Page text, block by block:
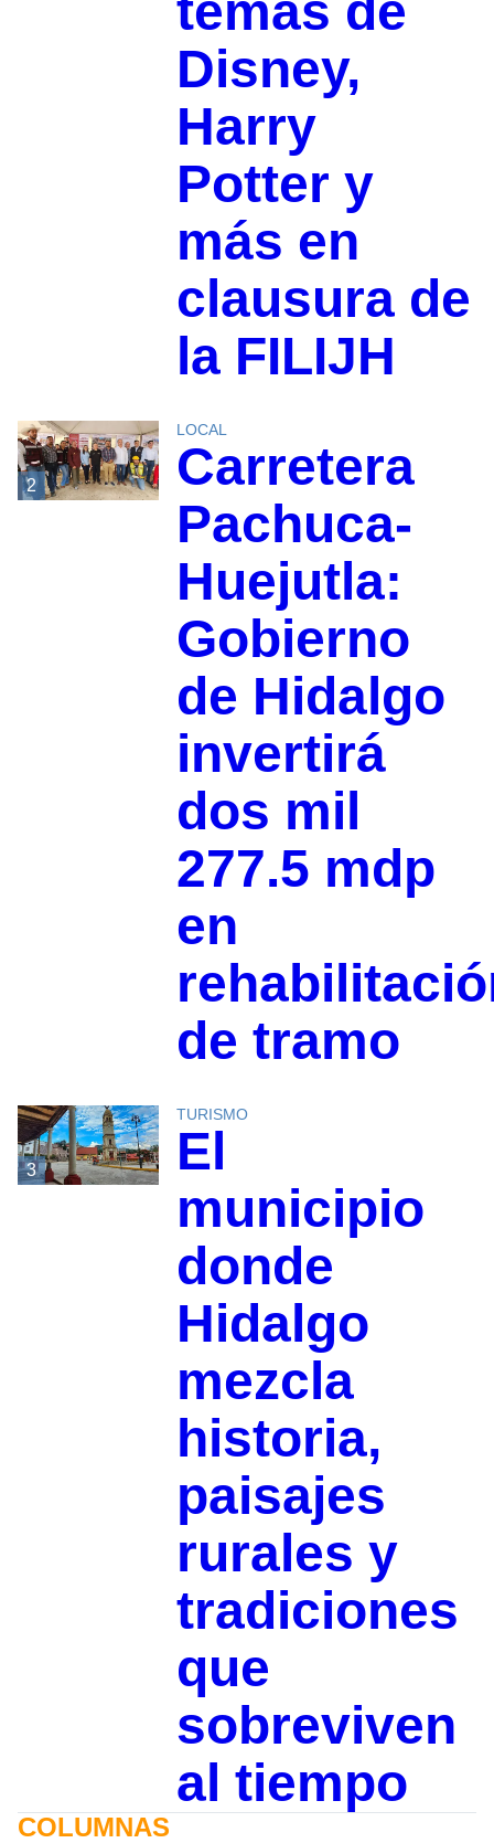
Disney,
Harry
Potter y
más en
clausura de
la FILIJH
2
LOCAL
Carretera
Pachuca-
Huejutla:
Gobierno
de Hidalgo
invertirá
dos mil
277.5 mdp
en
de tramo
3
TURISMO
El
municipio
donde
Hidalgo
mezcla
historia,
paisajes
rurales y
tradiciones
que
sobreviven
al tiempo
COLUMNAS